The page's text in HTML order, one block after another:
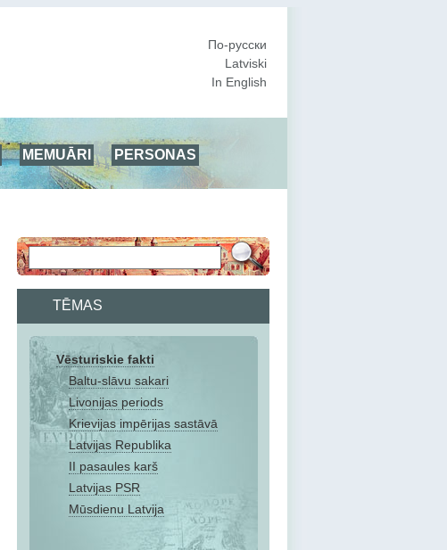
По-русски
Latviski
In English
MEMUĀRI
PERSONAS
TĒMAS
Vēsturiskie fakti
Baltu-slāvu sakari
Livonijas periods
Krievijas impērijas sastāvā
Latvijas Republika
II pasaules karš
Latvijas PSR
Mūsdienu Latvija